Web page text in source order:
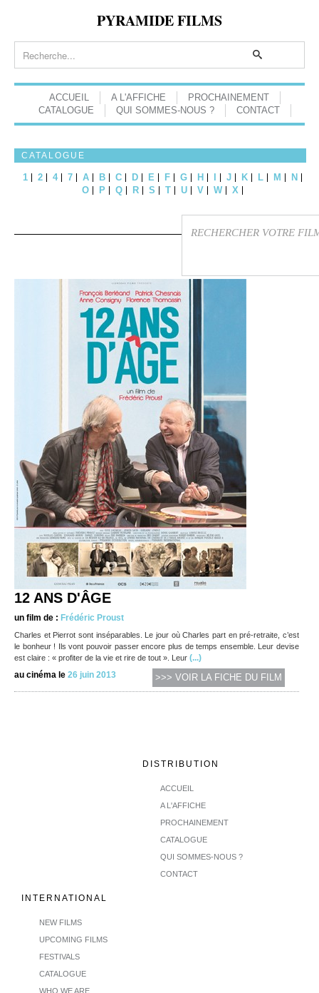
PYRAMIDE FILMS
ACCUEIL A L'AFFICHE
PROCHAINEMENT
CATALOGUE
QUI SOMMES-NOUS ? CONTACT
CATALOGUE
1 2 4 7 A B C D E F G H J K L M
N
O
P Q R S T U V W X
12 ANS D'ÂGE
un film de : Frédéric Proust
Charles et Pierrot sont inséparables. Le jour où Charles part en pré-retraite, c’est
le bonheur ! Ils vont pouvoir passer encore plus de temps ensemble. Leur devise
est claire : « profiter de la vie et rire de tout ». Leur (...)
au cinéma le 26 juin 2013 >>> VOIR LA FICHE DU FILM
DISTRIBUTION
ACCUEIL
A L'AFFICHE
PROCHAINEMENT
CATALOGUE
QUI SOMMES-NOUS ?
CONTACT
INTERNATIONAL
NEW FILMS
UPCOMING FILMS
FESTIVALS
CATALOGUE
WHO WE ARE